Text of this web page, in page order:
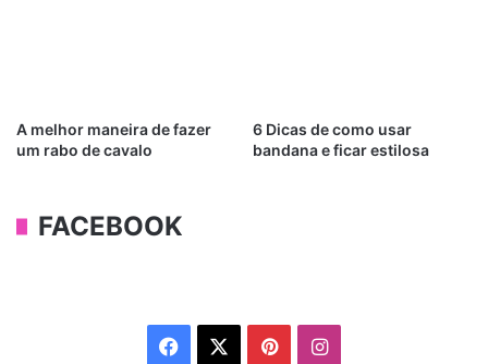
A melhor maneira de fazer
um rabo de cavalo
6 Dicas de como usar
bandana e ficar estilosa
FACEBOOK
Facebook PinterestInstagram